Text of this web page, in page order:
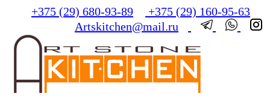
+375 (29) 680-93-89
+375 (29) 160-95-63
Artskitchen@mail.ru